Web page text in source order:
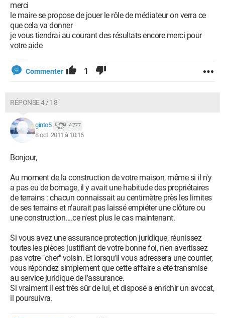
merci
le maire se propose de jouer le rôle de médiateur on verra ce
que cela va donner
je vous tiendrai au courant des résultats encore merci pour
votre aide
Commenter 1
RÉPONSE 4 / 18
ginto5 4 777
8 oct. 2011 à 10:16
Bonjour,
Au moment de la construction de votre maison, même si il n'y
a pas eu de bornage, il y avait une habitude des propriétaires
de terrains : chacun connaissait au centimètre près les limites
de ses terrains et n'aurait pas laissé empiéter une clôture ou
une construction....ce n'est plus le cas maintenant.
Si vous avez une assurance protection juridique, réunissez
toutes les pièces justifiant de votre bonne foi, n'en avertissez
pas votre "cher" voisin. Et lorsqu'il vous adressera une courrier,
vous répondez simplement que cette affaire a été transmise
au service juridique de l'assurance.
Si vraiment il est très sûr de lui, et disposé a enrichir un avocat,
il poursuivra.